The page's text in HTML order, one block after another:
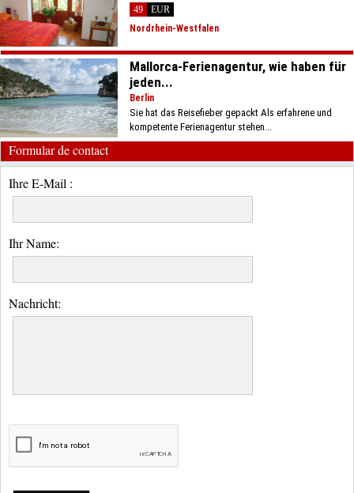
49
EUR
Nordrhein-Westfalen
Mallorca-Ferienagentur, wie haben für
jeden...
Berlin
Sie hat das Reisefieber gepackt Als erfahrene und
kompetente Ferienagentur stehen...
Formular de contact
Ihre E-Mail :
Ihr Name:
Nachricht: